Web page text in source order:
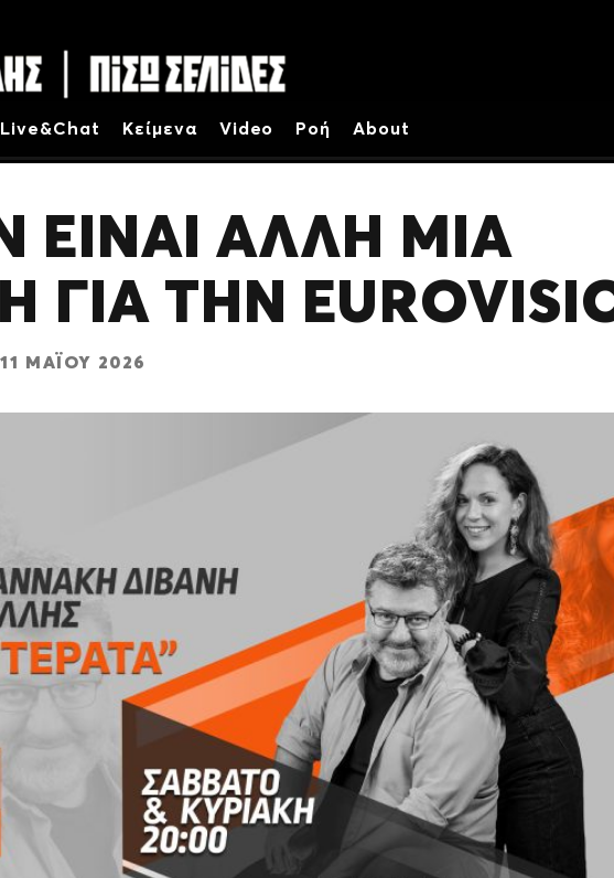
Live&Chat Κείμενα Video Ροή About
ΕΙΝΑΙ ΑΛΛΗ ΜΙΑ
ΤΗΝ
11 ΜΑΪ́ΟΥ 2026